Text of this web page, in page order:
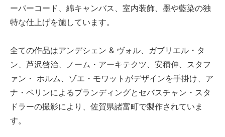
ーパーコード、綿キャンバス、室内装飾、墨や藍染の独
特な仕上げを施しています。
全ての作品はアンデシェン & ヴォル、ガブリエル・タ
ン、芦沢啓治、ノーム・アーキテクツ、安積伸、スタフ
ァン・ ホルム、ゾエ・モワットがデザインを手掛け、ア
ナ・ペリンによるブランディングとセバスチャン・スタ
ドラーの撮影により、佐賀県諸富町で製作されていま
す。